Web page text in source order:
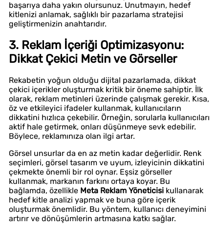
başarıya daha yakın olursunuz. Unutmayın, hedef
kitlenizi anlamak, sağlıklı bir pazarlama stratejisi
geliştirmenizin anahtarıdır.
3. Reklam İçeriği Optimizasyonu:
Dikkat Çekici Metin ve Görseller
Rekabetin yoğun olduğu dijital pazarlamada, dikkat
çekici içerikler oluşturmak kritik bir öneme sahiptir. İlk
olarak, reklam metinleri üzerinde çalışmak gerekir. Kısa,
öz ve etkileyici ifadeler kullanmak, kullanıcıların
dikkatini hızlıca çekebilir. Örneğin, sorularla kullanıcıları
aktif hale getirmek, onları düşünmeye sevk edebilir.
Böylece, reklamınıza olan ilgi artar.
Görsel unsurlar da en az metin kadar değerlidir. Renk
seçimleri, görsel tasarım ve uyum, izleyicinin dikkatini
çekmekte önemli bir rol oynar. Eşsiz görseller
kullanmak, markanın farkını ortaya koyar. Bu
bağlamda, özellikle Meta Reklam Yöneticisi kullanarak
hedef kitle analizi yapmak ve buna göre içerik
oluşturmak önemlidir. Bu yöntem, kullanıcı deneyimini
artırır ve dönüşümlerin artmasına katkı sağlar.